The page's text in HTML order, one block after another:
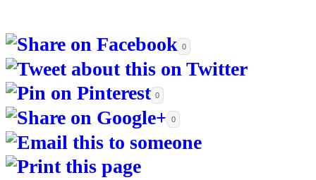
0
0
0